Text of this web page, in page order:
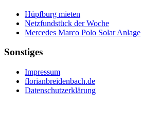
Hüpfburg mieten
Netzfundstück der Woche
Mercedes Marco Polo Solar Anlage
Sonstiges
Impressum
florianbreidenbach.de
Datenschutzerklärung